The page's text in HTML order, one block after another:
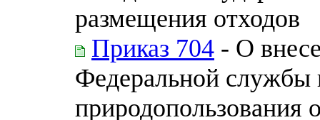
размещения отходов
Приказ 704 - О
Федеральной службы
природопользования